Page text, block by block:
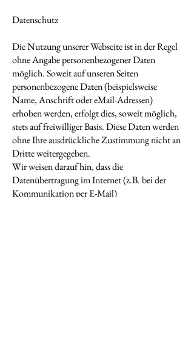
Datenschutz
Die Nutzung unserer Webseite ist in der Regel
ohne Angabe personenbezogener Daten
möglich. Soweit auf unseren Seiten
personenbezogene Daten (beispielsweise
Name, Anschrift oder eMail-Adressen)
erhoben werden, erfolgt dies, soweit möglich,
stets auf freiwilliger Basis. Diese Daten werden
ohne Ihre ausdrückliche Zustimmung nicht an
Dritte weitergegeben.
Wir weisen darauf hin, dass die
Datenübertragung im Internet (z.B. bei der
Kommunikation per E-Mail)